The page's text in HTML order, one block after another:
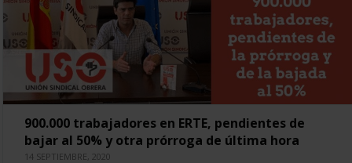
900.000 trabajadores en ERTE, pendientes de
bajar al 50% y otra prórroga de última hora
14 SEPTIEMBRE, 2020